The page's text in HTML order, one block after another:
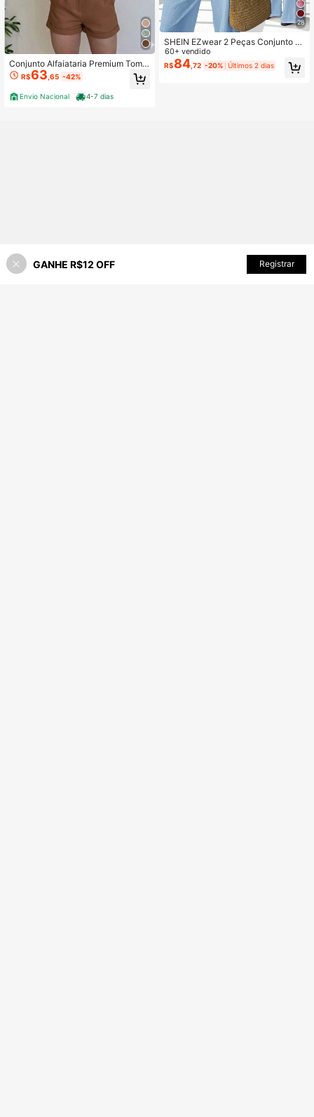
Conjunto Alfaiataria Premium Toma
ra Que Caia 2026
R$63 ,65 -42%
Envio Nacional 4-7 dias
28
SHEIN EZwear 2 Peças Conjunto C
asual Feminino de Top Halter e Cal
ça em Cor Sólida para Férias
60+ vendido
R$84 ,72 -20% Últimos 2 dias
ADICIONAR AO CARRINHO
GANHE R$12 OFF Registrar